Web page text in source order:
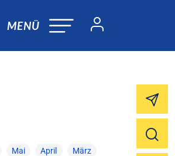
MENÜ
Mai April März